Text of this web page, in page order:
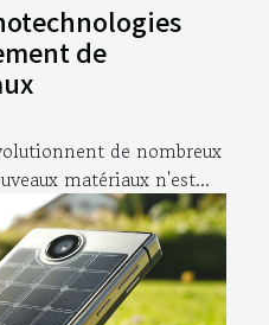
de
de nombreux
matériaux n'est...